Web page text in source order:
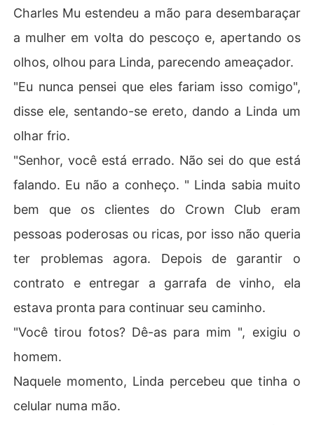
Charles Mu estendeu a mão para desembaraçar
a mulher em volta do pescoço e, apertando os
olhos, olhou para Linda, parecendo ameaçador.
"Eu nunca pensei que eles fariam isso comigo",
disse ele, sentando-se ereto, dando a Linda um
olhar frio.
"Senhor, você está errado. Não sei do que está
falando. Eu não a conheço. " Linda sabia muito
bem que os clientes do Crown Club eram
pessoas poderosas ou ricas, por isso não queria
ter problemas agora. Depois de garantir o
contrato e entregar a garrafa de vinho, ela
estava pronta para continuar seu caminho.
"Você tirou fotos? Dê-as para mim ", exigiu o
homem.
Naquele momento, Linda percebeu que tinha o
celular numa mão.